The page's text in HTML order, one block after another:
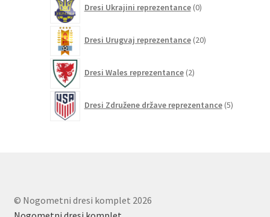
Dresi Ukrajini reprezentance 0izdelkov
Dresi Urugvaj reprezentance 20izdelkov
Dresi Wales reprezentance 2izdelka
Dresi Združene države reprezentance 5izdelkov
© Nogometni dresi komplet 2026